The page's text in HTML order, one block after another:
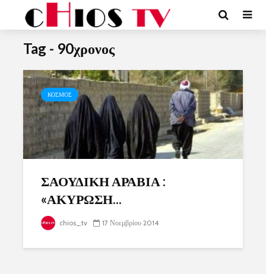
Tag - 90χρονος
ΚΟΣΜΟΣ
ΣΑΟΥΔΙΚΗ ΑΡΑΒΙΑ :
«ΑΚΥΡΩΣΗ...
chios_tv 17 Νοεμβρίου 2014